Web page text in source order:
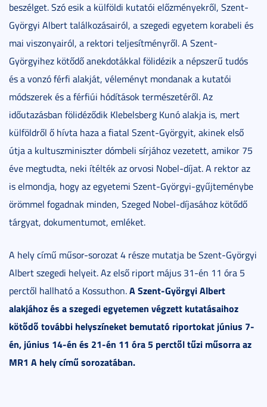
beszélget. Szó esik a külföldi kutatói előzményekről, Szent-
Györgyi Albert találkozásairól, a szegedi egyetem korabeli és
mai viszonyairól, a rektori teljesítményről. A Szent-
Györgyihez kötődő anekdotákkal fölidézik a népszerű tudós
és a vonzó férfi alakját, véleményt mondanak a kutatói
módszerek és a férfiúi hódítások természetéről. Az
időutazásban fölidéződik Klebelsberg Kunó alakja is, mert
külföldről ő hívta haza a fiatal Szent-Györgyit, akinek első
útja a kultuszminiszter dómbeli sírjához vezetett, amikor 75
éve megtudta, neki ítélték az orvosi Nobel-díjat. A rektor az
is elmondja, hogy az egyetemi Szent-Györgyi-gyűjteménybe
örömmel fogadnak minden, Szeged Nobel-díjasához kötődő
tárgyat, dokumentumot, emléket.
A hely című műsor-sorozat 4 része mutatja be Szent-Györgyi
Albert szegedi helyeit. Az első riport május 31-én 11 óra 5
perctől hallható a Kossuthon.A Szent-Györgyi Albert
alakjához és a szegedi egyetemen végzett kutatásaihoz
kötődő további helyszíneket bemutató riportokat június 7-
én, június 14-én és 21-én 11 óra 5 perctől tűzi műsorra az
MR1 A hely című sorozatában.